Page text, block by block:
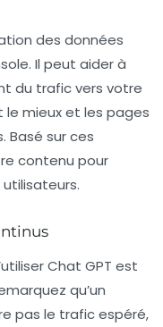
des données
. Il peut aider à
du trafic vers votre
mieux et les pages
Basé sur ces
contenu pour
Chat GPT est
qu’un
pas le trafic espéré,